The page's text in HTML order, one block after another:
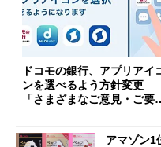
ドコモの銀行、アプリアイ
ンを選べるよう方針変更
「さまざまなご意見・ご要
アマゾン1